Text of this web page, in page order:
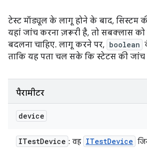
टेस्ट मॉड्यूल के लागू होने के बाद, सिस्टम
यहां जांच करना ज़रूरी है, तो सबक्लास
बदलना चाहिए. लागू करने पर, boolean
ताकि यह पता चल सके कि स्टेटस की जांच
पैरामीटर
device
ITestDevice : वह ITestDevice